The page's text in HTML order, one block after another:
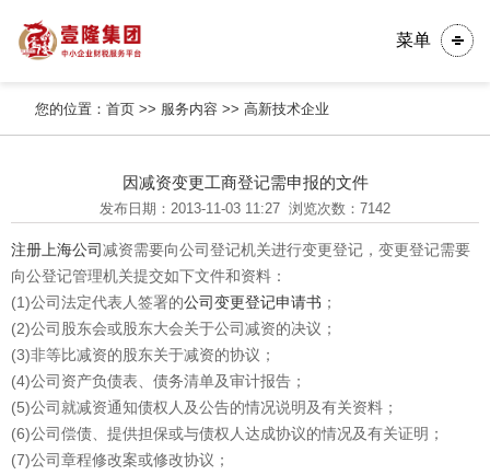
菜单
您的位置：首页 >> 服务内容 >>高新技术企业
因减资变更工商登记需申报的文件
发布日期：2013-11-03 11:27 浏览次数：7142
注册上海公司减资需要向公司登记机关进行变更登记，变更登记需要
向公登记管理机关提交如下文件和资料：
(1)公司法定代表人签署的公司变更登记申请书 ；
(2)公司股东会或股东大会关于公司减资的决议；
(3)非等比减资的股东关于减资的协议；
(4)公司资产负债表、债务清单及审计报告；
(5)公司就减资通知债权人及公告的情况说明及有关资料；
(6)公司偿债、提供担保或与债权人达成协议的情况及有关证明；
(7)公司章程修改案或修改协议；